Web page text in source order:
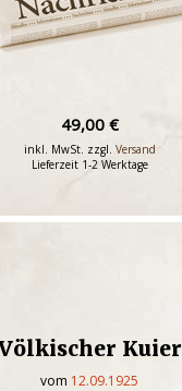
49,00 €
inkl. MwSt. zzgl. Versand
Lieferzeit 1-2 Werktage
Kuier
vom 12.09.1925